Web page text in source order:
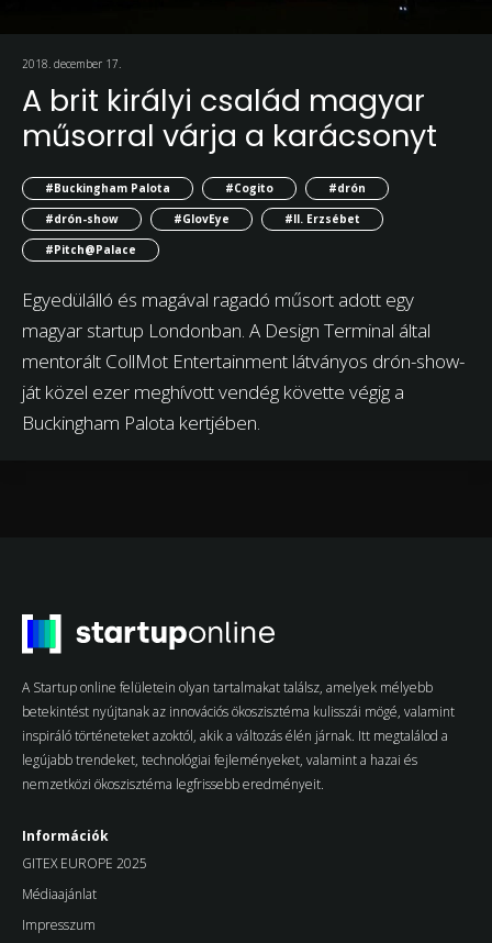
2018. december 17.
A brit királyi család magyar
műsorral várja a karácsonyt
#Buckingham Palota #Cogito
#drón
#drón-show
#GlovEye
#II. Erzsébet
#Pitch@Palace
Egyedülálló és magával ragadó műsort adott egy
magyar startup Londonban. A Design Terminal által
mentorált CollMot Entertainment látványos drón-show-
ját közel ezer meghívott vendég követte végig a
Buckingham Palota kertjében.
A Startup online felületein olyan tartalmakat találsz, amelyek mélyebb
betekintést nyújtanak az innovációs ökoszisztéma kulisszái mögé, valamint
inspiráló történeteket azoktól, akik a változás élén járnak. Itt megtalálod a
legújabb trendeket, technológiai fejleményeket, valamint a hazai és
nemzetközi ökoszisztéma legfrissebb eredményeit.
Információk
GITEX EUROPE 2025
Médiaajánlat
Impresszum